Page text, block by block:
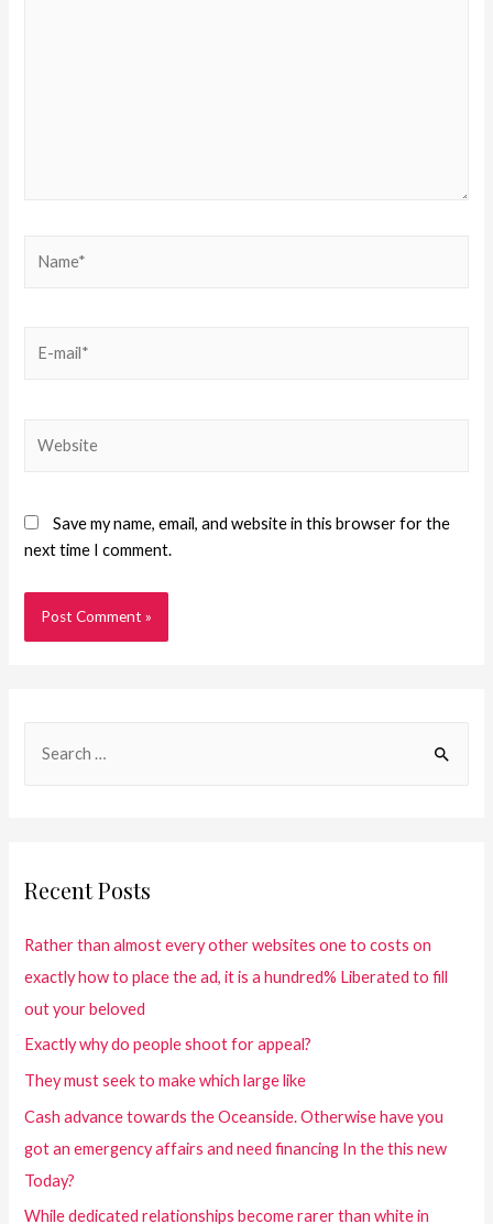
Save my name, email, and website in this browser for the
next time I comment.
Recent Posts
Rather than almost every other websites one to costs on
exactly how to place the ad, it is a hundred% Liberated to fill
out your beloved
Exactly why do people shoot for appeal?
They must seek to make which large like
Cash advance towards the Oceanside. Otherwise have you
got an emergency affairs and need financing In the this new
Today?
While dedicated relationships become rarer than white in